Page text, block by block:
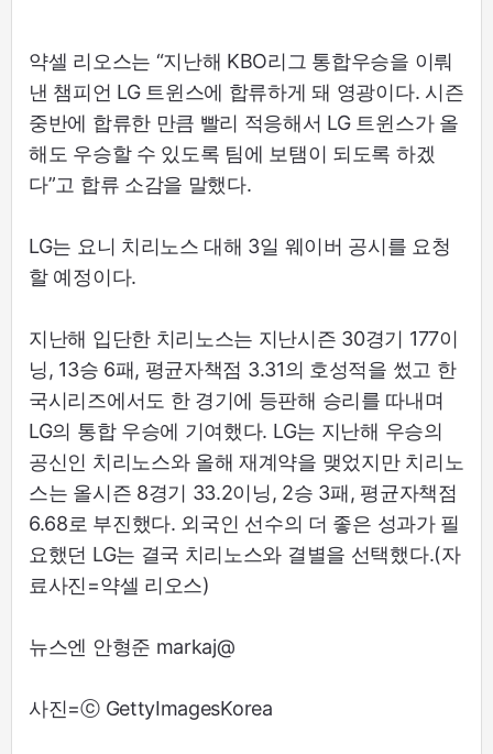
약셀 리오스는 “지난해 KBO리그 통합우승을 이뤄
낸 챔피언 LG 트윈스에 합류하게 돼 영광이다. 시즌
중반에 합류한 만큼 빨리 적응해서 LG 트윈스가 올
해도 우승할 수 있도록 팀에 보탬이 되도록 하겠
다”고 합류 소감을 말했다.
LG는 요니 치리노스 대해 3일 웨이버 공시를 요청
할 예정이다.
지난해 입단한 치리노스는 지난시즌 30경기 177이
닝, 13승 6패, 평균자책점 3.31의 호성적을 썼고 한
국시리즈에서도 한 경기에 등판해 승리를 따내며
LG의 통합 우승에 기여했다. LG는 지난해 우승의
공신인 치리노스와 올해 재계약을 맺었지만 치리노
스는 올시즌 8경기 33.2이닝, 2승 3패, 평균자책점
6.68로 부진했다. 외국인 선수의 더 좋은 성과가 필
요했던 LG는 결국 치리노스와 결별을 선택했다.(자
료사진=약셀 리오스)
뉴스엔 안형준 markaj@
사진=ⓒ GettyImagesKorea